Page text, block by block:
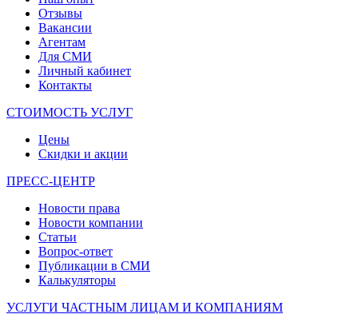
Отзывы
Вакансии
Агентам
Для СМИ
Личный кабинет
Контакты
СТОИМОСТЬ УСЛУГ
Цены
Скидки и акции
ПРЕСС-ЦЕНТР
Новости права
Новости компании
Статьи
Вопрос-ответ
Публикации в СМИ
Калькуляторы
УСЛУГИ ЧАСТНЫМ ЛИЦАМ И КОМПАНИЯМ